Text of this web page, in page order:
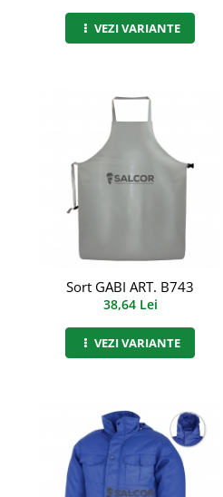
VEZI VARIANTE
Sort GABI ART. B743
38,64 Lei
VEZI VARIANTE